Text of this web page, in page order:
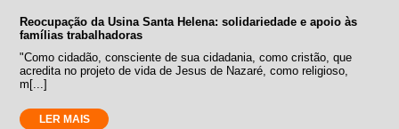
Reocupação da Usina Santa Helena: solidariedade e apoio às
famílias trabalhadoras
"Como cidadão, consciente de sua cidadania, como cristão, que
acredita no projeto de vida de Jesus de Nazaré, como religioso,
m[...]
LER MAIS